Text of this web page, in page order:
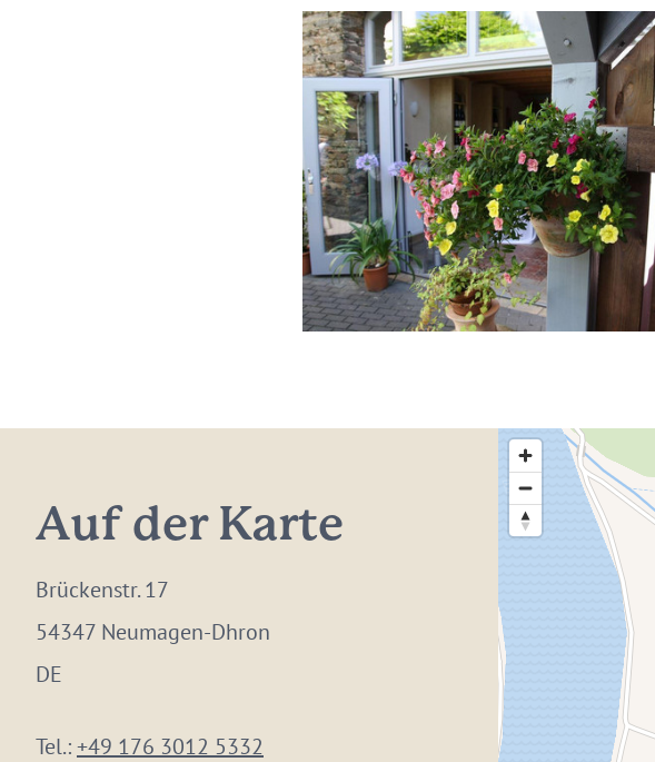
Auf der Karte
Brückenstr. 17
54347 Neumagen-Dhron
DE
Tel.:+49 176 3012 5332